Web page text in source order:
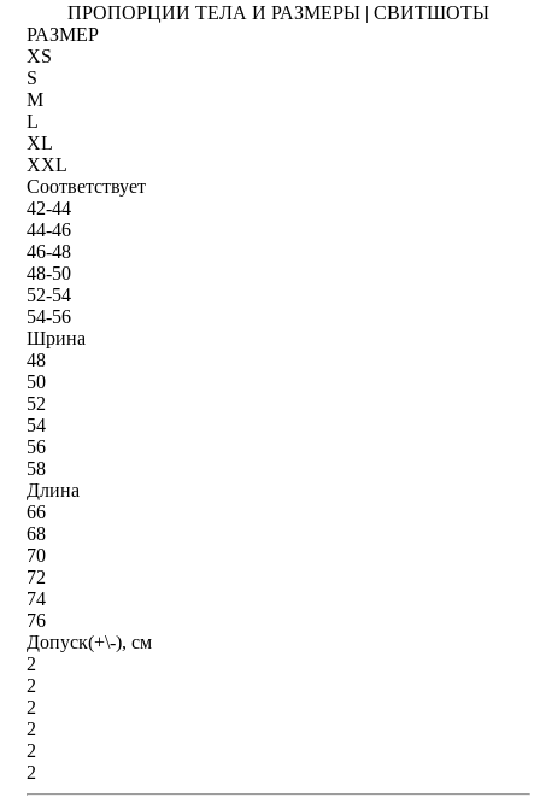
ПРОПОРЦИИ ТЕЛА И РАЗМЕРЫ | СВИТШОТЫ
РАЗМЕР
XS
S
M
L
XL
XXL
Соответствует
42-44
44-46
46-48
48-50
52-54
54-56
Шрина
48
50
52
54
56
58
Длина
66
68
70
72
74
76
Допуск(+\-), см
2
2
2
2
2
2